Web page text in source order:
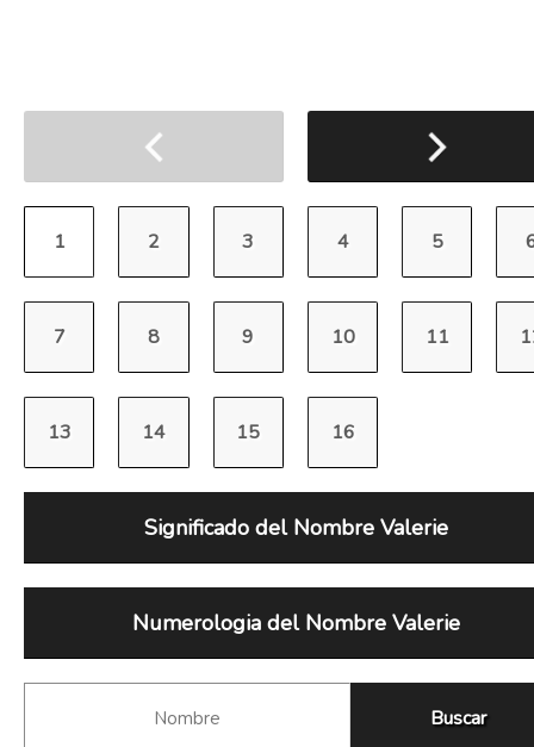
Significado del Nombre Valerie
Numerologia del Nombre Valerie